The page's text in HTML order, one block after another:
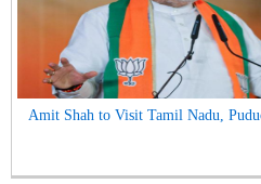
Amit Shah to Visit Tamil Nadu,